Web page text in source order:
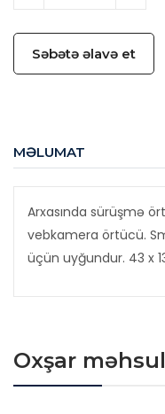
Səbətə əlavə et
MƏLUMAT
Arxasında sürüşmə
vebkamera örtücü.
üçün uyğundur. 43 x
Oxşar